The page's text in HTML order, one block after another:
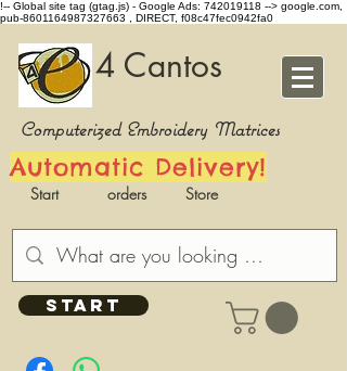
!-- Global site tag (gtag.js) - Google Ads: 742019118 --> google.com,
pub-8601164987327663 , DIRECT, f08c47fec0942fa0
4 Cantos
Computerized Embroidery Matrices
Automatic Delivery!
Start orders Store
START